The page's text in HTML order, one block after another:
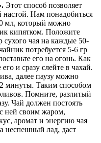
Этот способ позволяет
Нам понадобиться
мл, который можно
кипятком. Положите
сухого чая на каждые 50-
потребуется 5-6 гр
его на огонь. Как
и сразу слейте в чахай.
далее паузу можно
минуты. Таким способом
Помните, разлитый
Чай должен постоять
ней своим жаром,
аромат и энергию чая
неспешный лад, даст